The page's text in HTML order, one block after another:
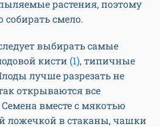
растения, поэтому
смело.
выбирать самые
кисти (1), типичные
лучше разрезать не
открываются все
вместе с мякотью
ложечкой в стаканы, чашки